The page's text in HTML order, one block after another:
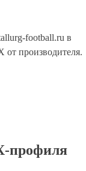
football.ru в
от производителя.
профиля